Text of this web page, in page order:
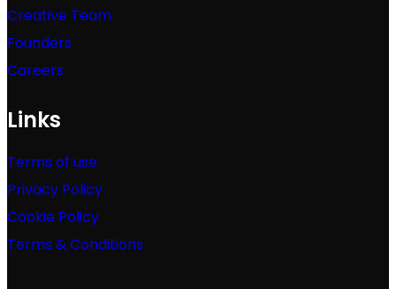
Creative Team
Founders
Careers
Links
Terms of use
Privacy Policy
Cookie Policy
Terms & Conditions